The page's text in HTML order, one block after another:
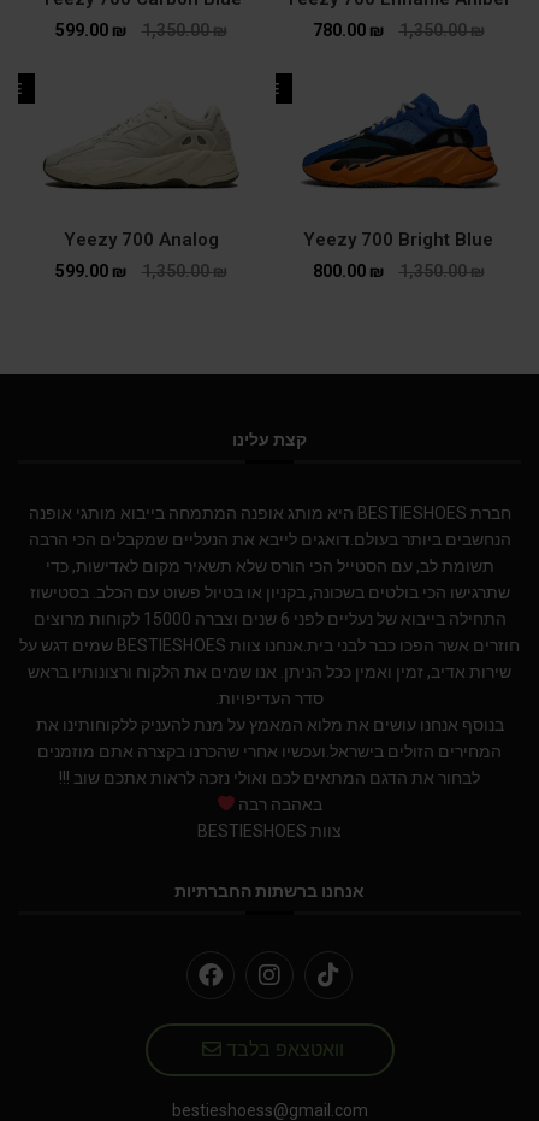
1,350.00₪
780.00 ₪
1,350.00₪
599.00 ₪
SALE
Yeezy 700 Bright Blue
1,350.00₪
800.00 ₪
Yeezy 700 Analog
1,350.00₪
599.00 ₪
קצת עלינו
חברת BESTIESHOES היא מותג אופנה המתמחה בייבוא מותגי אופנה
הנחשבים ביותר בעולם.דואגים לייבא את הנעליים שמקבלים הכי הרבה
תשומת לב, עם הסטייל הכי הורס שלא תשאיר מקום לאדישות, כדי
שתרגישו הכי בולטים בשכונה, בקניון או בטיול פשוט עם הכלב. בסטישוז
התחילה בייבוא של נעליים לפני 6 שנים וצברה 15000 לקוחות מרוצים
חוזרים אשר הפכו כבר לבני בית.אנחנו צוות BESTIESHOES שמים דגש על
שירות אדיב, זמין ואמין ככל הניתן. אנו שמים את הלקוח ורצונותיו בראש
סדר העדיפויות.
בנוסף אנחנו עושים את מלוא המאמץ על מנת להעניק ללקוחותינו את
המחירים הזולים בישראל.ועכשיו אחרי שהכרנו בקצרה אתם מוזמנים
לבחור את הדגם המתאים לכם ואולי נזכה לראות אתכם שוב !!!
באהבה רבה
צוות BESTIESHOES
אנחנו ברשתות החברתיות
וואטצאפ בלבד
bestieshoess@gmail.com